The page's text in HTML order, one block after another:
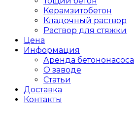
Керамзитобетон
Кладочный раствор
Раствор для стяжки
Цена
Информация
Аренда бетононасоса
О заводе
Статьи
Доставка
Контакты